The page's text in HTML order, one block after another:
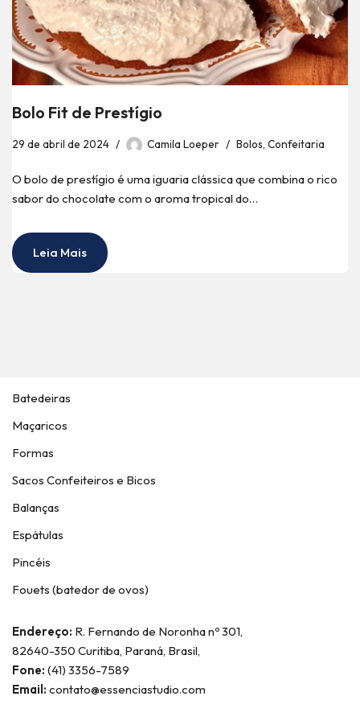
Bolo Fit de Prestígio
29 de abril de 2024 Camila Loeper Bolos, Confeitaria
O bolo de prestígio é uma iguaria clássica que combina o rico
sabor do chocolate com o aroma tropical do…
Leia Mais
Batedeiras
Maçaricos
Formas
Sacos Confeiteiros e Bicos
Balanças
Espátulas
Pincéis
Fouets (batedor de ovos)
Endereço: R. Fernando de Noronha nº 301,
82640-350 Curitiba, Paraná, Brasil,
Fone: (41) 3356-7589
Email: contato@essenciastudio.com